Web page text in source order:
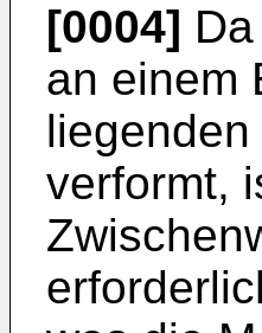
[0004]
an einem
verformt,